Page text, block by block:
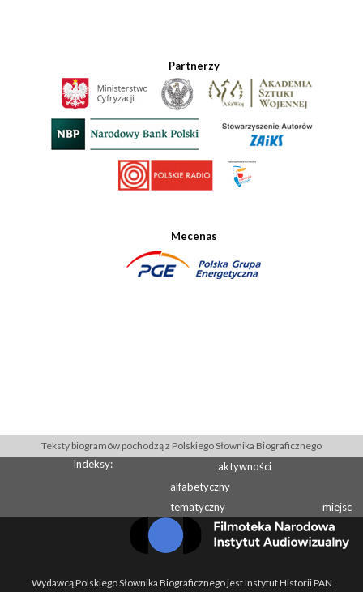
Partnerzy
Mecenas
Teksty biogramów pochodzą z Polskiego Słownika Biograficznego
Indeksy:
aktywności
alfabetyczny
tematyczny
miejsc
Wydawcą Polskiego Słownika Biograficznego jest Instytut Historii PAN